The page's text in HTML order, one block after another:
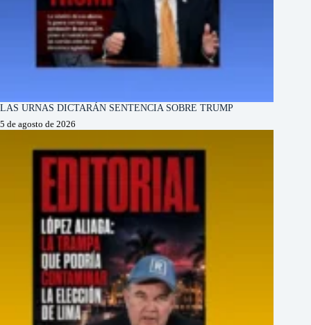
LAS URNAS DICTARÁN SENTENCIA SOBRE TRUMP
5 de agosto de 2026